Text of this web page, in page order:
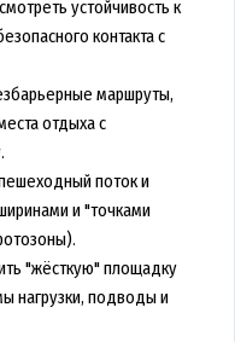
устойчивость к
контакта с
маршруты,
отдыха с
поток и
и "точками
"жёсткую" площадку
нагрузки, подводы и